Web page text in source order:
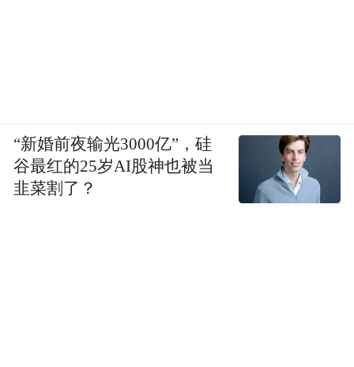
“新婚前夜输光3000亿”，硅
谷最红的25岁AI股神也被当
韭菜割了？